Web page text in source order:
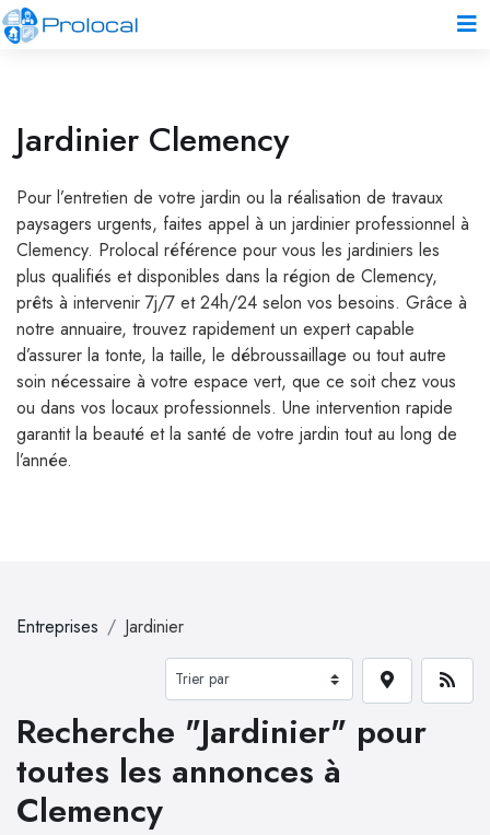
Jardinier Clemency
Pour l’entretien de votre jardin ou la réalisation de travaux
paysagers urgents, faites appel à un jardinier professionnel à
Clemency. Prolocal référence pour vous les jardiniers les
plus qualifiés et disponibles dans la région de Clemency,
prêts à intervenir 7j/7 et 24h/24 selon vos besoins. Grâce à
notre annuaire, trouvez rapidement un expert capable
d’assurer la tonte, la taille, le débroussaillage ou tout autre
soin nécessaire à votre espace vert, que ce soit chez vous
ou dans vos locaux professionnels. Une intervention rapide
garantit la beauté et la santé de votre jardin tout au long de
l’année.
Entreprises Jardinier
Recherche "Jardinier" pour
toutes les annonces à
Clemency